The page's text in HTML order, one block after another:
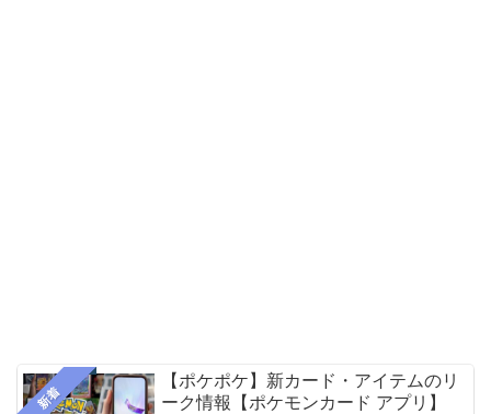
新着
【ポケポケ】新カード・アイテムのリ
ーク情報【ポケモンカード アプリ】